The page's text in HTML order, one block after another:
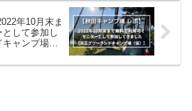
年10月末ま
して参加し
キャンプ場